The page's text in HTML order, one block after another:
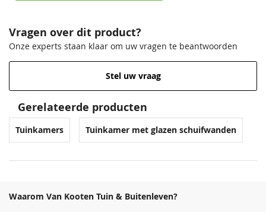
Vragen over dit product?
Onze experts staan klaar om uw vragen te beantwoorden
Stel uw vraag
Gerelateerde producten
Tuinkamers Tuinkamer met glazen schuifwanden
Waarom Van Kooten Tuin & Buitenleven?